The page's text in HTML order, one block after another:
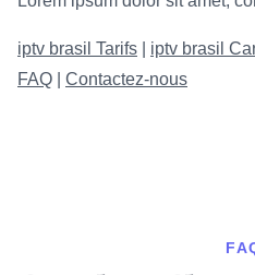
iptv brasil Tarifs iptv brasil
FAQ
Contactez-nous